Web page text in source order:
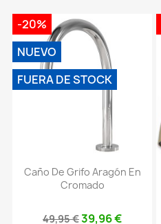
Caño De Grifo Aragón En
Cromado
49,95 €39,96 €
-20%
NUEVO
FUERA DE STOCK